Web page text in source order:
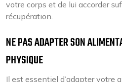
votre corps et de lui accorder
récupération.
NE PAS ADAPTER SON
PHYSIQUE
Il est essentiel d’adapter votre